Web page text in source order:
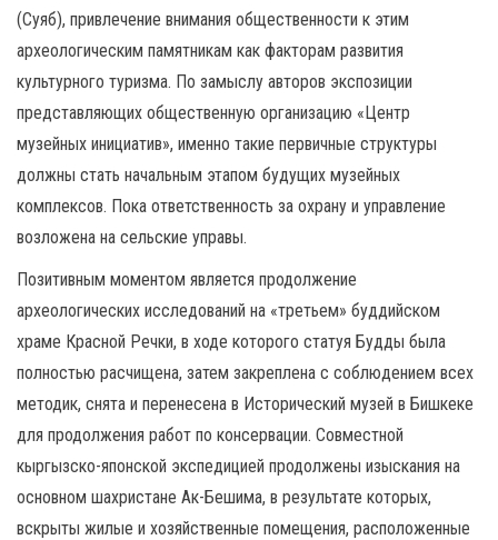
(Суяб), привлечение внимания общественности к этим
археологическим памятникам как факторам развития
культурного туризма. По замыслу авторов экспозиции
представляющих общественную организацию «Центр
музейных инициатив», именно такие первичные структуры
должны стать начальным этапом будущих музейных
комплексов. Пока ответственность за охрану и управление
возложена на сельские управы.
Позитивным моментом является продолжение
археологических исследований на «третьем» буддийском
храме Красной Речки, в ходе которого статуя Будды была
полностью расчищена, затем закреплена с соблюдением всех
методик, снята и перенесена в Исторический музей в Бишкеке
для продолжения работ по консервации. Совместной
кыргызско-японской экспедицией продолжены изыскания на
основном шахристане Ак-Бешима, в результате которых,
вскрыты жилые и хозяйственные помещения, расположенные